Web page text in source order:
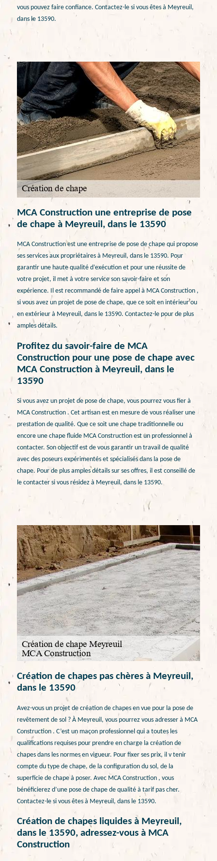
vous pouvez faire confiance. Contactez-le si vous êtes à Meyreuil,
dans le 13590.
MCA Construction une entreprise de pose
de chape à Meyreuil, dans le 13590
MCA Construction est une entreprise de pose de chape qui propose
ses services aux propriétaires à Meyreuil, dans le 13590. Pour
garantir une haute qualité d’exécution et pour une réussite de
votre projet, il met à votre service son savoir-faire et son
expérience. Il est recommandé de faire appel à MCA Construction ,
si vous avez un projet de pose de chape, que ce soit en intérieur ou
en extérieur à Meyreuil, dans le 13590. Contactez-le pour de plus
amples détails.
Profitez du savoir-faire de MCA
Construction pour une pose de chape avec
MCA Construction à Meyreuil, dans le
13590
Si vous avez un projet de pose de chape, vous pourrez vous fier à
MCA Construction . Cet artisan est en mesure de vous réaliser une
prestation de qualité. Que ce soit une chape traditionnelle ou
encore une chape fluide MCA Construction est un professionnel à
contacter. Son objectif est de vous garantir un travail de qualité
avec des poseurs expérimentés et spécialisés dans la pose de
chape. Pour de plus amples détails sur ses offres, il est conseillé de
le contacter si vous résidez à Meyreuil, dans le 13590.
Création de chapes pas chères à Meyreuil,
dans le 13590
Avez-vous un projet de création de chapes en vue pour la pose de
revêtement de sol ? À Meyreuil, vous pourrez vous adresser à MCA
Construction . C’est un maçon professionnel qui a toutes les
qualifications requises pour prendre en charge la création de
chapes dans les normes en vigueur. Pour fixer ses prix, il v tenir
compte du type de chape, de la configuration du sol, de la
superficie de chape à poser. Avec MCA Construction , vous
bénéficierez d’une pose de chape de qualité à tarif pas cher.
Contactez-le si vous êtes à Meyreuil, dans le 13590.
Création de chapes liquides à Meyreuil,
dans le 13590, adressez-vous à MCA
Construction